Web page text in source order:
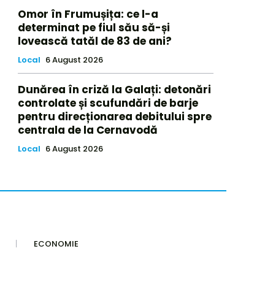
Omor în Frumușița: ce l-a
determinat pe fiul său să-și
lovească tatăl de 83 de ani?
Local 6 August 2026
Dunărea în criză la Galați: detonări
controlate și scufundări de barje
pentru direcționarea debitului spre
centrala de la Cernavodă
Local 6 August 2026
ECONOMIE